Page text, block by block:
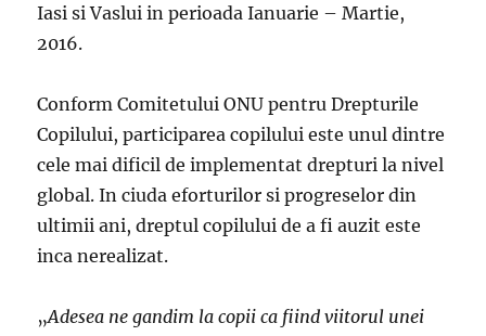
Iasi si Vaslui in perioada Ianuarie – Martie,
2016.
Conform Comitetului ONU pentru Drepturile
Copilului, participarea copilului este unul dintre
cele mai dificil de implementat drepturi la nivel
global. In ciuda eforturilor si progreselor din
ultimii ani, dreptul copilului de a fi auzit este
inca nerealizat.
„Adesea ne gandim la copii ca fiind viitorul unei